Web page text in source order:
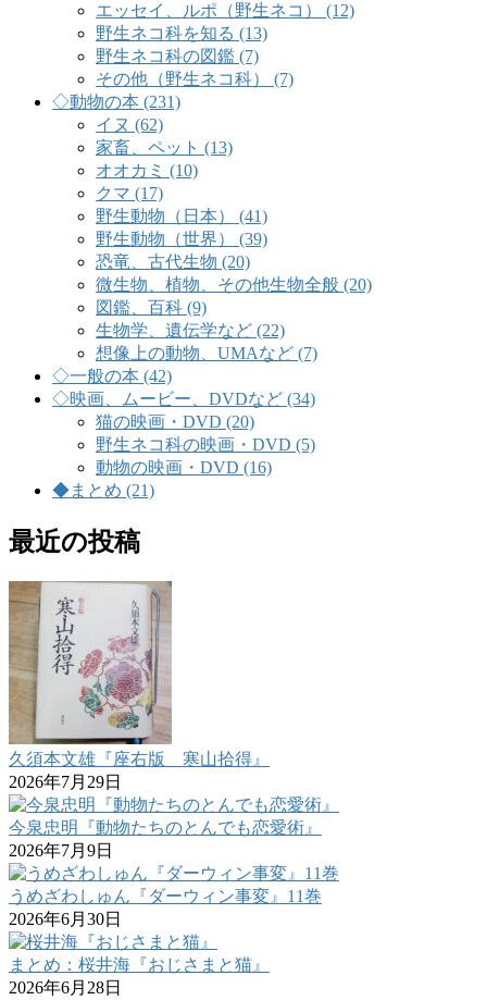
エッセイ、ルポ（野生ネコ） (12)
野生ネコ科を知る (13)
野生ネコ科の図鑑 (7)
その他（野生ネコ科） (7)
◇動物の本 (231)
イヌ (62)
家畜、ペット (13)
オオカミ (10)
クマ (17)
野生動物（日本） (41)
野生動物（世界） (39)
恐竜、古代生物 (20)
微生物、植物、その他生物全般 (20)
図鑑、百科 (9)
生物学、遺伝学など (22)
想像上の動物、UMAなど (7)
◇一般の本 (42)
◇映画、ムービー、DVDなど (34)
猫の映画・DVD (20)
野生ネコ科の映画・DVD (5)
動物の映画・DVD (16)
◆まとめ (21)
最近の投稿
久須本文雄『座右版 寒山拾得』
2026年7月29日
今泉忠明『動物たちのとんでも恋愛術』
2026年7月9日
うめざわしゅん『ダーウィン事変』11巻
2026年6月30日
まとめ：桜井海『おじさまと猫』
2026年6月28日